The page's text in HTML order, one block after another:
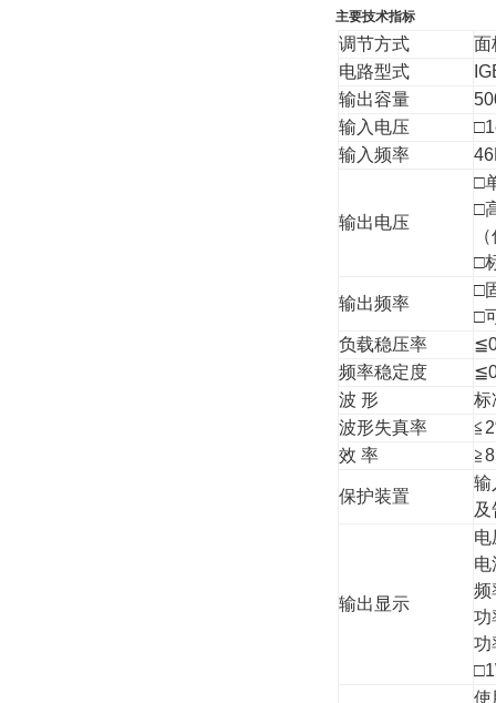
主要技术指标
调节方式
面
电路型式
输出容量
输入电压
输入频率
输出电压
□
□
□
输出频率
□
□
负载稳压率
频率稳定度
波 形
标
波形失真率
效 率
保护装置
输
输出显示
电
电
频
功
功
使